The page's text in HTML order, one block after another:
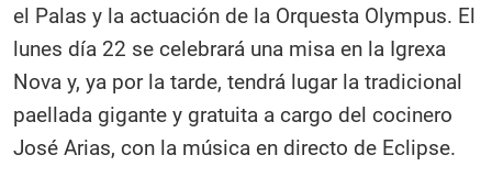
el Palas y la actuación de la Orquesta Olympus. El
lunes día 22 se celebrará una misa en la Igrexa
Nova y, ya por la tarde, tendrá lugar la tradicional
paellada gigante y gratuita a cargo del cocinero
José Arias, con la música en directo de Eclipse.